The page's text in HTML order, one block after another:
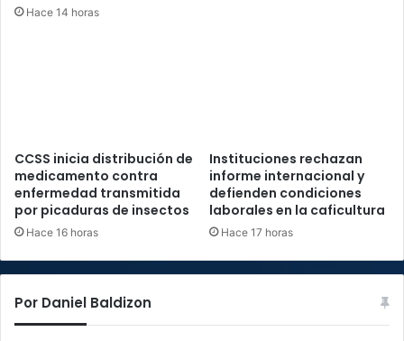
Hace 14 horas
CCSS inicia distribución de
medicamento contra
enfermedad transmitida
por picaduras de insectos
Hace 16 horas
Instituciones rechazan
informe internacional y
defienden condiciones
laborales en la caficultura
Hace 17 horas
Por Daniel Baldizon